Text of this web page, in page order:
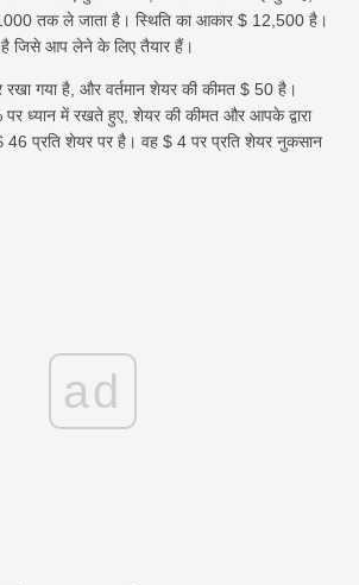
तक ले जाता है। स्थिति का आकार $ 12,500 है।
जिसे आप लेने के लिए तैयार हैं।
रखा गया है, और वर्तमान शेयर की कीमत $ 50 है।
पर ध्यान में रखते हुए, शेयर की कीमत और आपके द्वारा
46 प्रति शेयर पर है। वह $ 4 पर प्रति शेयर नुकसान
ad